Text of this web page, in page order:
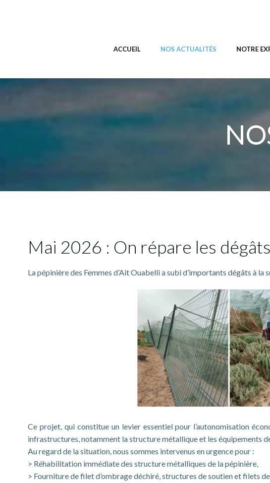
ACCUEIL NOS ACTUALITÉS NOTRE
Mai 2026 : On répare les
La pépinière des Femmes d’Ait Ouabelli a subi d’importants dégâts à
Ce projet, qui constitue un levier essentiel pour l’autonomisation
infrastructures, notamment la structure métallique et les équipements
Au regard de la situation, nous sommes intervenus en urgence pour :
> Réhabilitation immédiate des structure métalliques de la pépinière,
> Fourniture de filet d’ombrage déchiré, structures de soutien et filets